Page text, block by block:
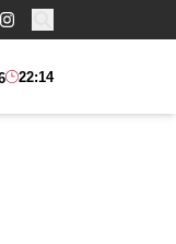
Buscar:
22:14